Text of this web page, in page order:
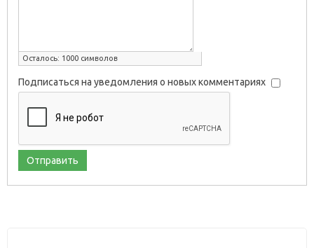
Осталось: 1000 символов
Подписаться на уведомления о новых комментариях
Отправить